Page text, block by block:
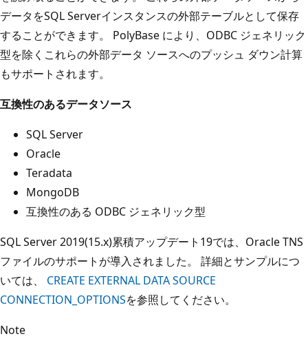
データをSQL Serverインスタンスの外部テーブルとして保存
することができます。 PolyBase により、ODBC ジェネリック
型を除くこれらの外部データ ソースへのプッシュ ダウン計算
もサポートされます。
互換性のあるデータソース
SQL Server
Oracle
Teradata
MongoDB
互換性のある ODBC ジェネリック型
SQL Server 2019(15.x)累積アップデート19では、Oracle TNS
ファイルのサポートが導入されました。 詳細とサンプルにつ
いては、 CREATE EXTERNAL DATA SOURCE
CONNECTION_OPTIONSを参照してください。
Note